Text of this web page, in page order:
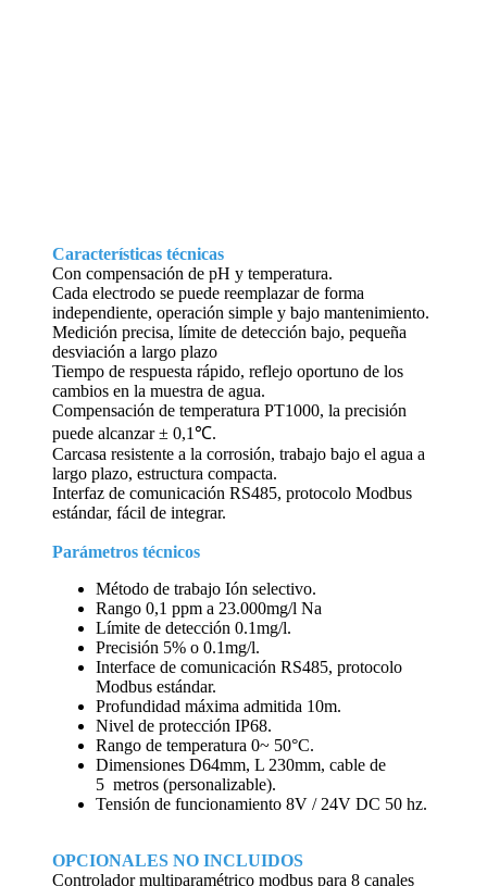
Características técnicas
Con compensación de pH y temperatura.
Cada electrodo se puede reemplazar de forma
independiente, operación simple y bajo mantenimiento.
Medición precisa, límite de detección bajo, pequeña
desviación a largo plazo
Tiempo de respuesta rápido, reflejo oportuno de los
cambios en la muestra de agua.
Compensación de temperatura PT1000, la precisión
puede alcanzar ± 0,1℃.
Carcasa resistente a la corrosión, trabajo bajo el agua a
largo plazo, estructura compacta.
Interfaz de comunicación RS485, protocolo Modbus
estándar, fácil de integrar.
Parámetros técnicos
Método de trabajo Ión selectivo.
Rango 0,1 ppm a 23.000mg/l Na
Límite de detección 0.1mg/l.
Precisión 5% o 0.1mg/l.
Interface de comunicación RS485, protocolo
Modbus estándar.
Profundidad máxima admitida 10m.
Nivel de protección IP68.
Rango de temperatura 0~ 50°C.
Dimensiones D64mm, L 230mm, cable de
5 metros (personalizable).
Tensión de funcionamiento 8V / 24V DC 50 hz.
OPCIONALES NO INCLUIDOS
Controlador multiparamétrico modbus para 8 canales